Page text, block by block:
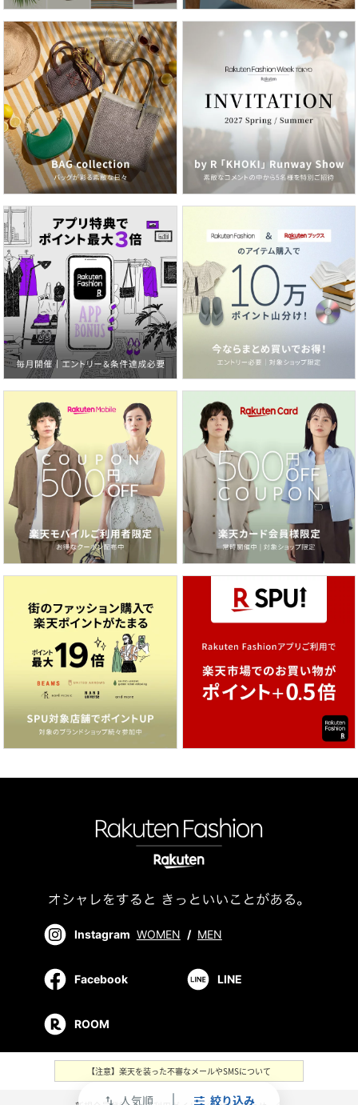
swap_vert 人気順 絞り込み
Instagram WOMEN / MEN
Facebook LINE
ROOM
【注意】楽天を装った不審なメールやSMSについて